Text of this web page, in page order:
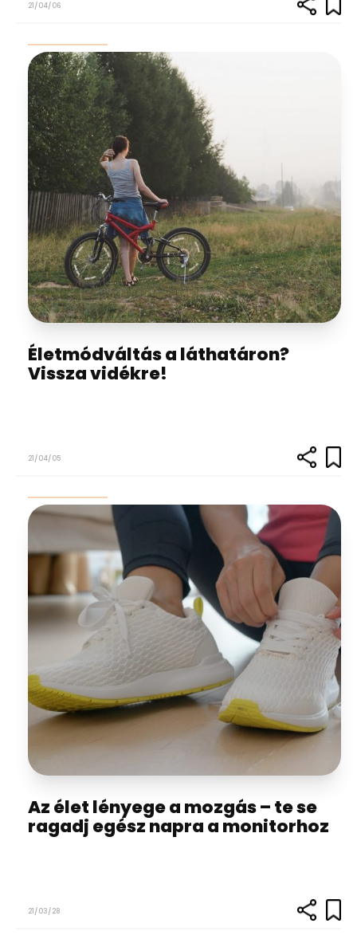
21/04/06
Életmódváltás a láthatáron?
Vissza vidékre!
21/04/05
Az élet lényege a mozgás – te se
ragadj egész napra a monitorhoz
21/03/28